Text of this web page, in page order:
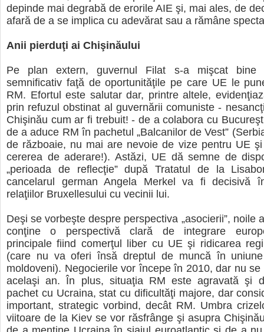
depinde mai degrabă de erorile AIE şi, mai ales, de
afară de a se implica cu adevărat sau a rămâne
Anii pierduţi ai Chişinăului
Pe plan extern, guvernul Filat s-a mişcat
semnificativ faţă de oportunităţile pe care UE le
RM. Efortul este salutar dar, printre altele,
prin refuzul obstinat al guvernării comuniste -
Chişinău cum ar fi trebuit! - de a colabora cu
de a aduce RM în pachetul „Balcanilor de Vest”
de războaie, nu mai are nevoie de vize pentru UE
cererea de aderare!). Astăzi, UE dă semne de
„perioada de reflecţie” după Tratatul de la
cancelarul german Angela Merkel va fi decisivă
relaţiilor Bruxellesului cu vecinii lui.
Deşi se vorbeşte despre perspectiva „asocierii”, noile
conţine o perspectivă clară de integrare
principale fiind comerţul liber cu UE şi ridicarea
(care nu va oferi însă dreptul de muncă în
moldoveni). Negocierile vor începe în 2010, dar nu
acelaşi an. În plus, situaţia RM este agravată şi
pachet cu Ucraina, stat cu dificultăţi majore, dar
important, strategic vorbind, decât RM. Umbra
viitoare de la Kiev se vor răsfrânge şi asupra